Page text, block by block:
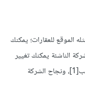
الموقع للعقارات؛ يمكنك
الناشئة يمكنك تغيير
[1] ، ونجاح الشركة